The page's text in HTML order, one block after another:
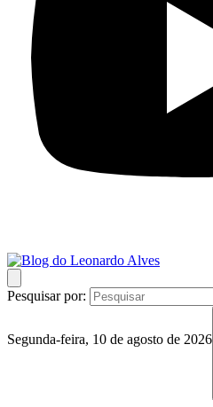
Pesquisar por:
Segunda-feira, 10 de agosto de 2026